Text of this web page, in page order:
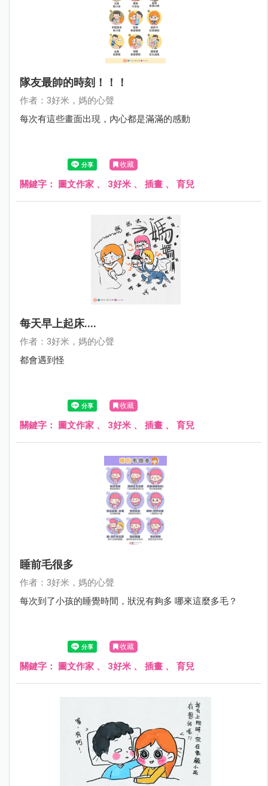
隊友最帥的時刻！！！
作者：3好米，媽的心聲
每次有這些畫面出現，內心都是滿滿的感動
收藏
關鍵字： 圖文作家 、 3好米 、 插畫 、 育兒
每天早上起床....
作者：3好米，媽的心聲
都會遇到怪
收藏
關鍵字： 圖文作家 、 3好米 、 插畫 、 育兒
睡前毛很多
作者：3好米，媽的心聲
每次到了小孩的睡覺時間，狀況有夠多 哪來這麼多毛？
收藏
關鍵字： 圖文作家 、 3好米 、 插畫 、 育兒